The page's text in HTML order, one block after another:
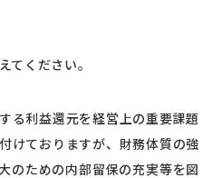
てください。
る利益還元を経営上の重要課題
けておりますが、財務体質の強
のための内部留保の充実等を図